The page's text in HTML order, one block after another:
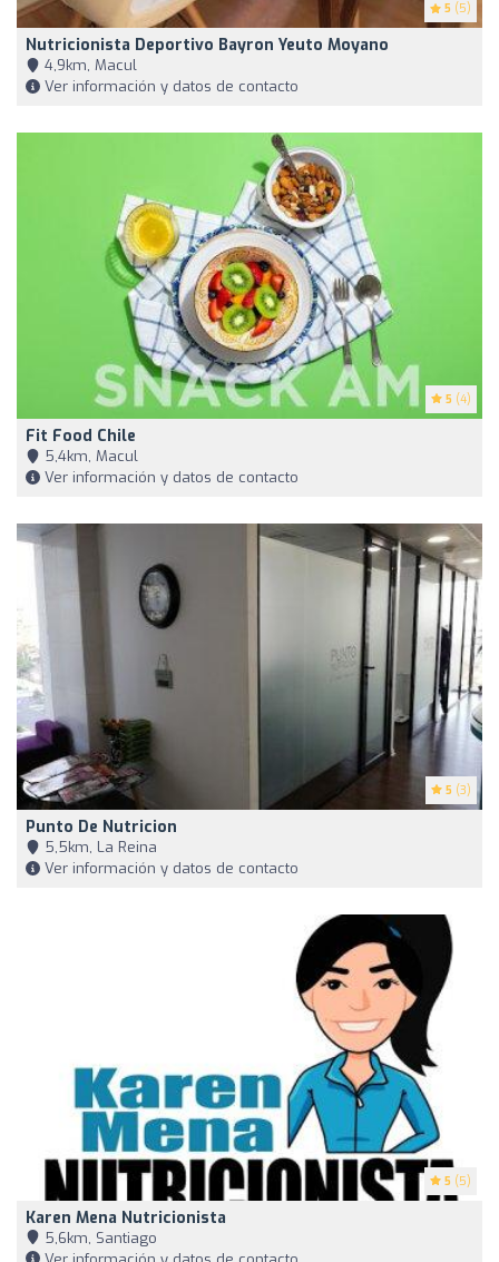
5 (5)
Nutricionista Deportivo Bayron Yeuto Moyano
4,9km, Macul
Ver información y datos de contacto
5 (4)
Fit Food Chile
5,4km, Macul
Ver información y datos de contacto
5 (3)
Punto De Nutricion
5,5km, La Reina
Ver información y datos de contacto
5 (5)
Karen Mena Nutricionista
5,6km, Santiago